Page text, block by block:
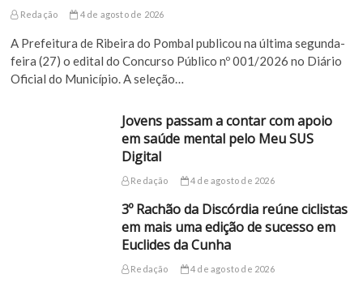
Redação 4 de agosto de 2026
A Prefeitura de Ribeira do Pombal publicou na última segunda-
feira (27) o edital do Concurso Público nº 001/2026 no Diário
Oficial do Município. A seleção…
Jovens passam a contar com apoio
em saúde mental pelo Meu SUS
Digital
Redação 4 de agosto de 2026
3º Rachão da Discórdia reúne ciclistas
em mais uma edição de sucesso em
Euclides da Cunha
Redação 4 de agosto de 2026